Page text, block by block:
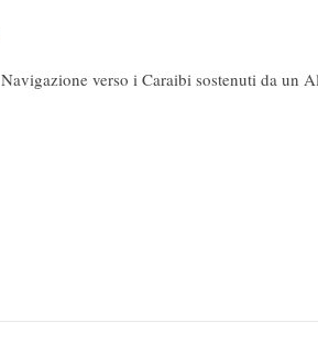
Navigazione verso i Caraibi sostenuti da un